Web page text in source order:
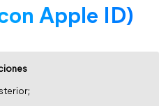
Apple ID)